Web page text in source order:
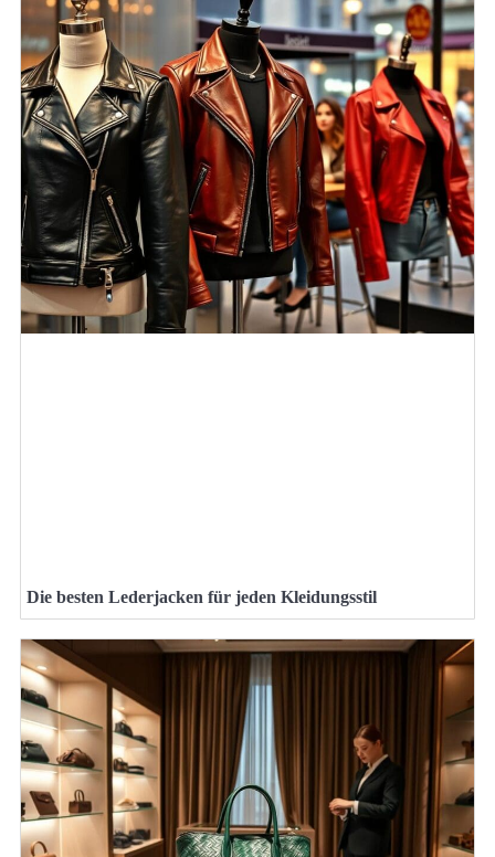
Die besten Lederjacken für jeden Kleidungsstil